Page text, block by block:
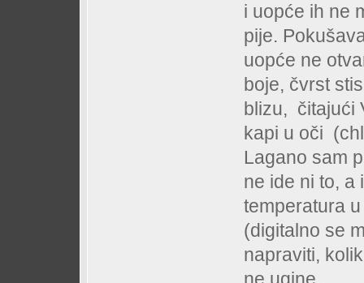
i uopće ih ne
pije.
uopće ne
boje, čvrst
blizu, čitajući
kapi u oči
Lagano sam
ne ide ni to,
temperatura
(digitalno se
napraviti,